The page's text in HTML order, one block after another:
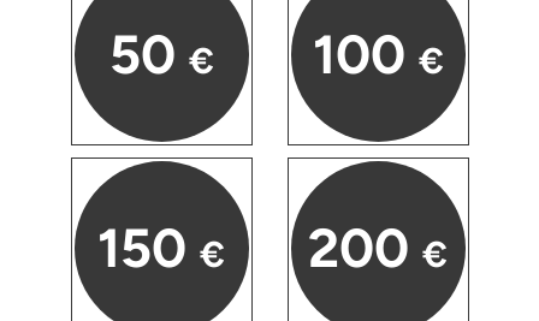
50 €
150 €
100 €
200 €